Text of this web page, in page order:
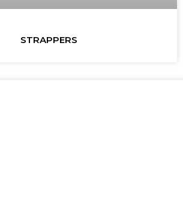
STRAPPERS